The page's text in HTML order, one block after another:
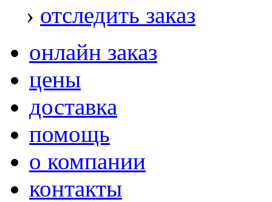
› отследить заказ
онлайн заказ
цены
доставка
помощь
о компании
контакты